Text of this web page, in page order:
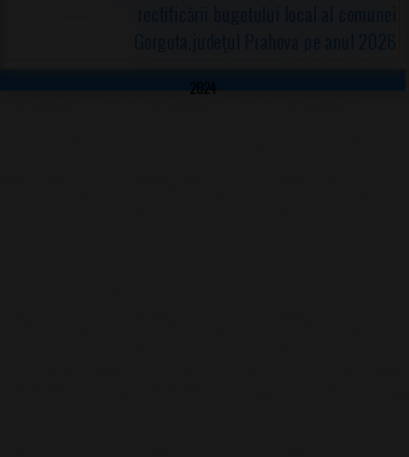
rectificării bugetului local al comunei
Gorgota,judeţul Prahova pe anul 2026
2024